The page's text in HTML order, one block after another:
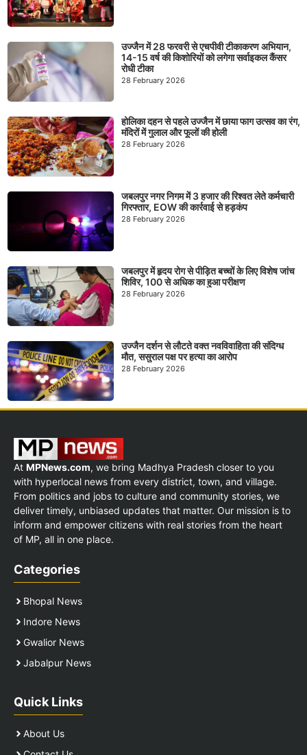
उज्जैन में 28 फरवरी से एचपीवी टीकाकरण अभियान,
14-15 वर्ष की किशोरियों को लगेगा सर्वाइकल कैंसर
रोधी टीका
28 February 2026
होलिका दहन से पहले उज्जैन में छाया फाग उत्सव का रंग,
मंदिरों में गुलाल और फूलों की होली
28 February 2026
जबलपुर नगर निगम में 3 हजार की रिश्वत लेते कर्मचारी
गिरफ्तार, EOW की कार्रवाई से हड़कंप
28 February 2026
जबलपुर में हृदय रोग से पीड़ित बच्चों के लिए विशेष जांच
शिविर, 100 से अधिक का हुआ परीक्षण
28 February 2026
उज्जैन दर्शन से लौटते वक्त नवविवाहिता की संदिग्ध
मौत, ससुराल पक्ष पर हत्या का आरोप
28 February 2026
At MPNews.com, we bring Madhya Pradesh closer to you
with hyperlocal news from every district, town, and village.
From politics and jobs to culture and community stories, we
deliver timely, unbiased updates that matter. Our mission is to
inform and empower citizens with real stories from the heart
of MP, all in one place.
Categories
Bhopal News
Indore News
Gwalior News
Jabalpur News
Quick Links
About Us